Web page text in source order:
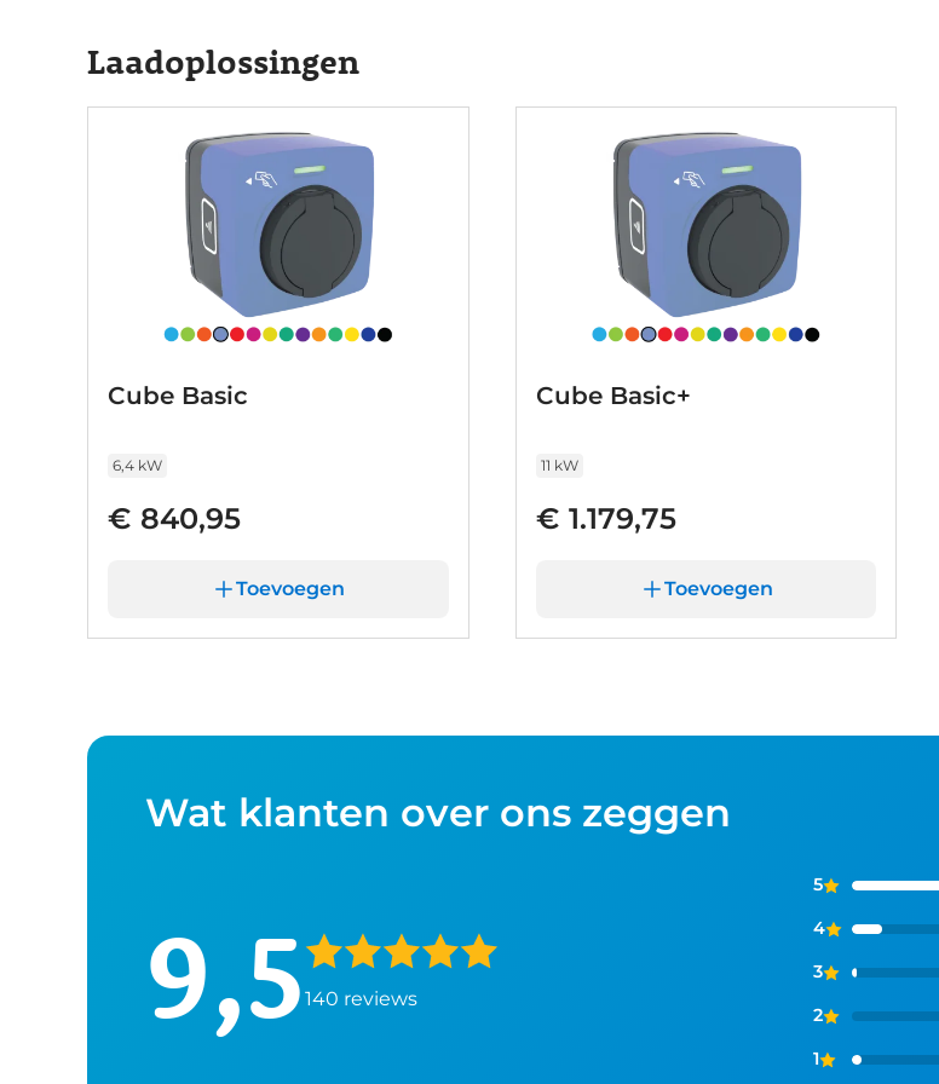
Belangrijke ritfuncties permanent in uw zichtveld: dat is het voordeel van de head-up
verkeersborden langs en boven de weg. Het Lane-keeping systeem zorgt voor een
automatisch constante positie binnen de rijstrook. Afdwalen is uitgesloten. De veiligheid
van deze auto wordt verder verhoogd door dodehoekdetector detectiesysteem, hill hold
functie, vermoeidheidsherkenning, autonoom remsysteem en
bandenspanningcontrolesysteem. Elektrisch rijden is een verademing. Eén belletje is
genoeg voor een proefrit. Wanneer zullen we 'm klaarzetten?
Laadoplossingen
Cube Basic
6,4 kW
€ 840,95
Toevoegen
Cube Basic+
11 kW
€ 1.179,75
Toevoegen
Wat klanten over ons zeggen
9,5 140 reviews
5
4
3
2
1